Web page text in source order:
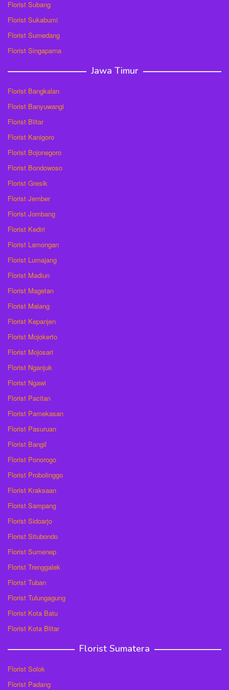
Florist Subang
Florist Sukabumi
Florist Sumedang
Florist Singaparna
Jawa Timur
Florist Bangkalan
Florist Banyuwangi
Florist Blitar
Florist Kanigoro
Florist Bojonegoro
Florist Bondowoso
Florist Gresik
Florist Jember
Florist Jombang
Florist Kediri
Florist Lamongan
Florist Lumajang
Florist Madiun
Florist Magetan
Florist Malang
Florist Kepanjen
Florist Mojokerto
Florist Mojosari
Florist Nganjuk
Florist Ngawi
Florist Pacitan
Florist Pamekasan
Florist Pasuruan
Florist Bangil
Florist Ponorogo
Florist Probolinggo
Florist Kraksaan
Florist Sampang
Florist Sidoarjo
Florist Situbondo
Florist Sumenep
Florist Trenggalek
Florist Tuban
Florist Tulungagung
Florist Kota Batu
Florist Kota Blitar
Florist Sumatera
Florist Solok
Florist Padang